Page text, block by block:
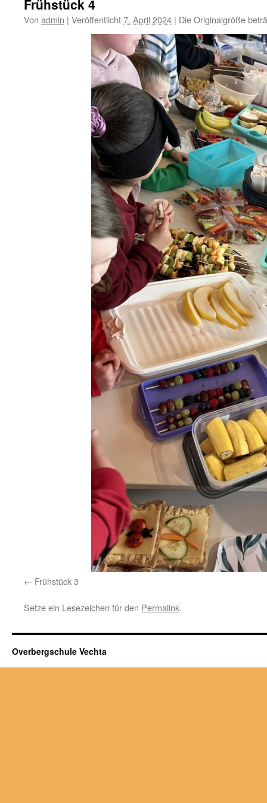
Frühstück 4
Von admin | Veröffentlicht7. April 2024 | Die Originalgröße
Frühstück 3
Setze ein Lesezeichen für den Permalink.
Overbergschule Vechta